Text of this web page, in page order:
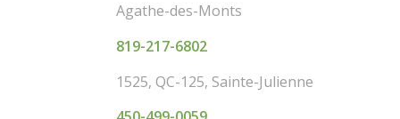
Agathe-des-Monts
819-217-6802
1525, QC-125, Sainte-Julienne